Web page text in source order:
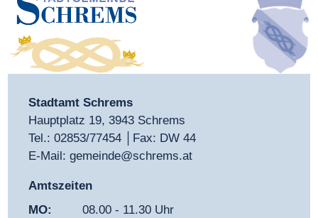
Stadtamt Schrems
Hauptplatz 19, 3943 Schrems
Tel.: 02853/77454
│Fax: DW 44
E-Mail: gemeinde@schrems.at
Amtszeiten
MO:
08.00 - 11.30 Uhr